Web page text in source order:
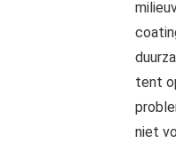
tent
niet